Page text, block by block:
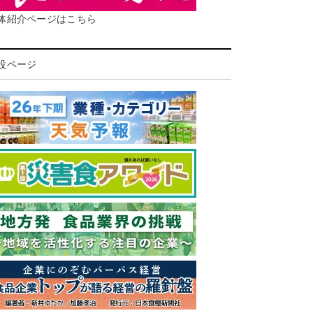
紹介ページはこちら
ページ